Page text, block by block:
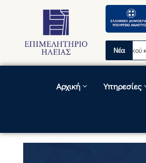
Νέα
διακοπή λειτουργίας τηλεφωνικού κέντρου
Αρχική Υπηρεσίες